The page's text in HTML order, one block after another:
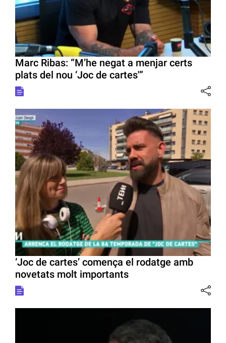
Marc Ribas: “M’he negat a menjar certs
plats del nou ‘Joc de cartes'”
‘Joc de cartes’ comença el rodatge amb
novetats molt importants